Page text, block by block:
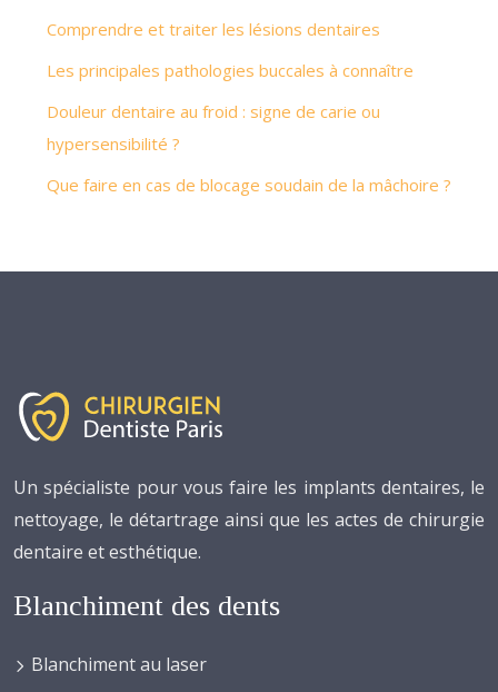
Comprendre et traiter les lésions dentaires
Les principales pathologies buccales à connaître
Douleur dentaire au froid : signe de carie ou
hypersensibilité ?
Que faire en cas de blocage soudain de la mâchoire ?
Un spécialiste pour vous faire les implants dentaires, le
nettoyage, le détartrage ainsi que les actes de chirurgie
dentaire et esthétique.
Blanchiment des dents
Blanchiment au laser